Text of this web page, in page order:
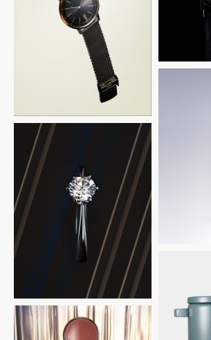
TOMMY HILFIGER
Diamond Ring
BONIQ